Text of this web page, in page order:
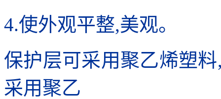
4.使外观平整,美观。
保护层可采用聚乙烯塑
采用聚乙